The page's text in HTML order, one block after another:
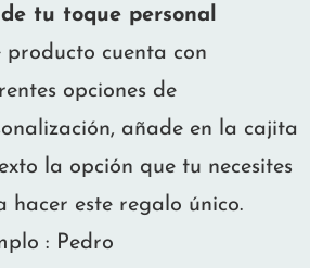
tu toque personal
producto cuenta con
opciones de
añade en la cajita
la opción que tu necesites
hacer este regalo único.
: Pedro